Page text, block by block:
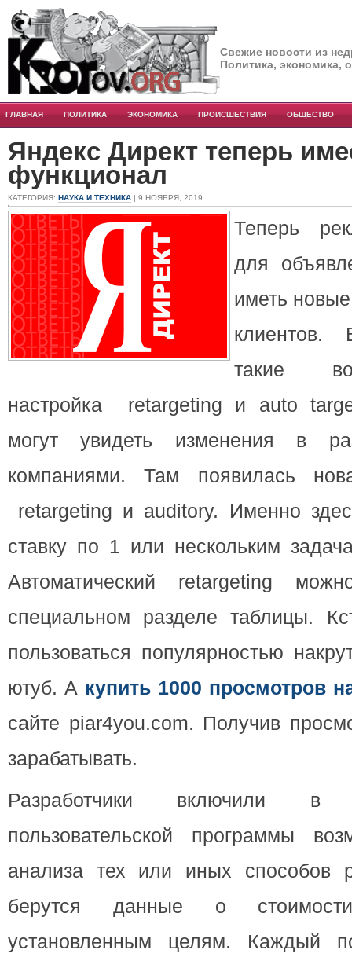
Свежие новости из
Политика, экономика,
ГЛАВНАЯ ПОЛИТИКА ЭКОНОМИКА ПРОИСШЕСТВИЯ ОБЩЕСТВО
Яндекс Директ теперь
функционал
КАТЕГОРИЯ: НАУКА И ТЕХНИКА | 9 НОЯБРЯ, 2019
Теперь
для
иметь
клиентов.
такие
настройка retargeting и auto
могут увидеть изменения в
компаниями.Там появилась
retargeting и auditory. Именно
ставку по 1 или нескольким
Автоматический retargeting
специальном разделе таблицы.
пользоваться популярностью
ютуб. А купить 1000 просмотров
сайте piar4you.com. Получив
зарабатывать.
Разработчики включили
пользовательской программы
анализа тех или иных способов
берутся данные о
установленным целям. Каждый